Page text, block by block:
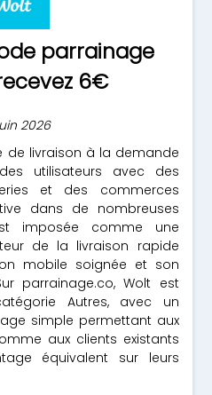
parrainage
6€
2026
de livraison à la demande
utilisateurs avec des
et des commerces
dans de nombreuses
imposée comme une
de la livraison rapide
mobile soignée et son
parrainage.co, Wolt est
Autres, avec un
simple permettant aux
aux clients existants
équivalent sur leurs